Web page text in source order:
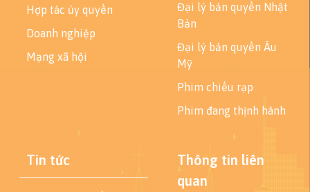
Hợp tác ủy quyền
Doanh nghiệp
Mạng xã hội
Đại lý bản quyền Nhật
Bản
Đại lý bản quyền Âu
Mỹ
Phim chiếu rạp
Phim đang thịnh hành
Tin tức
Thông tin liên
quan